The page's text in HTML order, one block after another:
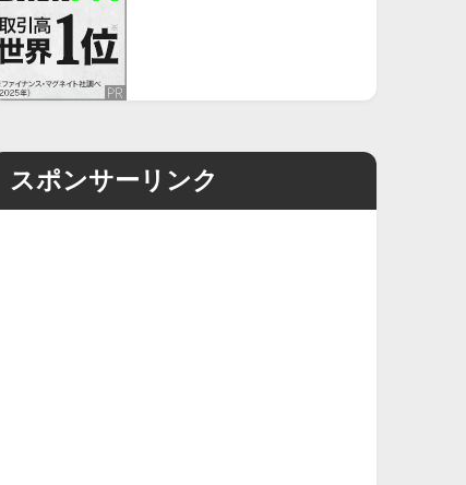
スポンサーリンク